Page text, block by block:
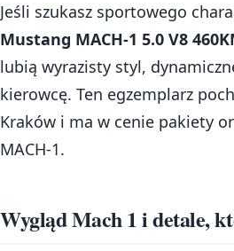
Jeśli szukasz sportowego
Mustang MACH-1 5.0 V8
lubią wyrazisty styl,
kierowcę. Ten egzemplarz
Kraków i ma w cenie pakiety
MACH-1.
Wygląd Mach 1 i detale,